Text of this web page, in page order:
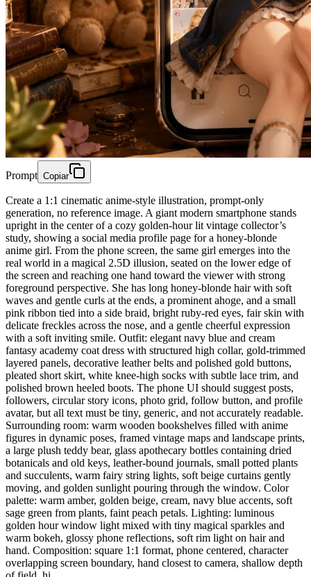
Prompt Copiar
Create a 1:1 cinematic anime-style illustration, prompt-only
generation, no reference image. A giant modern smartphone stands
upright in the center of a cozy golden-hour lit vintage collector’s
study, showing a social media profile page for a honey-blonde
anime girl. From the phone screen, the same girl emerges into the
real world in a magical 2.5D illusion, seated on the lower edge of
the screen and reaching one hand toward the viewer with strong
foreground perspective. She has long honey-blonde hair with soft
waves and gentle curls at the ends, a prominent ahoge, and a small
pink ribbon tied into a side braid, bright ruby-red eyes, fair skin with
delicate freckles across the nose, and a gentle cheerful expression
with a soft inviting smile. Outfit: elegant navy blue and cream
fantasy academy coat dress with structured high collar, gold-trimmed
layered panels, decorative leather belts and polished gold buttons,
pleated short skirt, white knee-high socks with subtle lace trim, and
polished brown heeled boots. The phone UI should suggest posts,
followers, circular story icons, photo grid, follow button, and profile
avatar, but all text must be tiny, generic, and not accurately readable.
Surrounding room: warm wooden bookshelves filled with anime
figures in dynamic poses, framed vintage maps and landscape prints,
a large plush teddy bear, glass apothecary bottles containing dried
botanicals and old keys, leather-bound journals, small potted plants
and succulents, warm fairy string lights, soft beige curtains gently
moving, and golden sunlight pouring through the window. Color
palette: warm amber, golden beige, cream, navy blue accents, soft
sage green from plants, faint peach petals. Lighting: luminous
golden hour window light mixed with tiny magical sparkles and
warm bokeh, glossy phone reflections, soft rim light on hair and
hand. Composition: square 1:1 format, phone centered, character
overlapping screen boundary, hand closest to camera, shallow depth